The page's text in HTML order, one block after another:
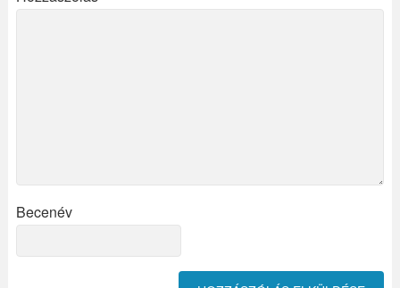
Becenév